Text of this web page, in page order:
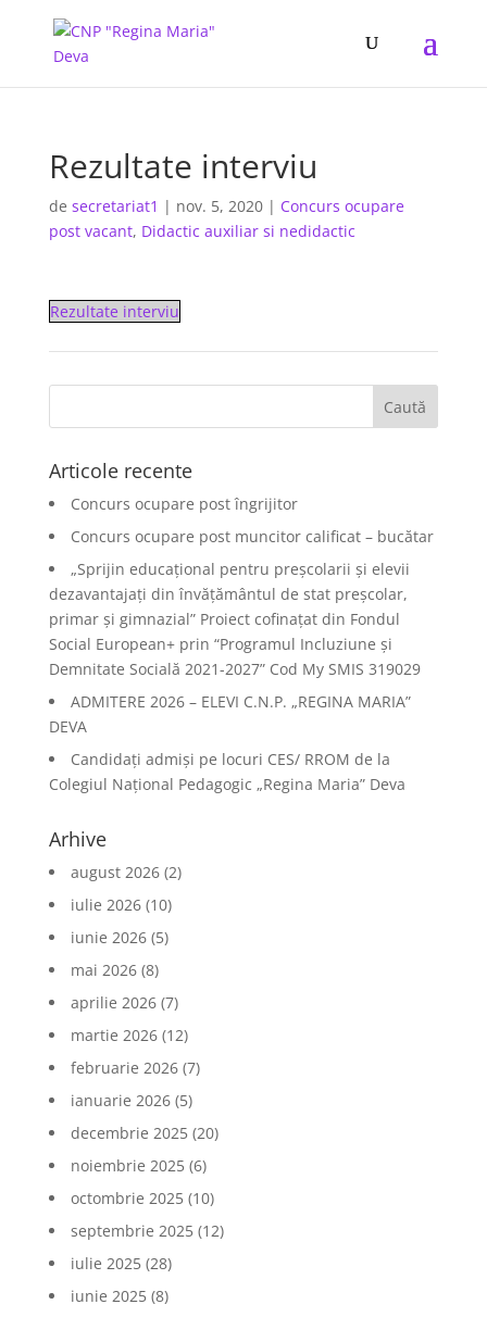
Rezultate interviu
de secretariat1 | nov. 5, 2020| Concurs ocupare
post vacant, Didactic auxiliar si nedidactic
Rezultate interviu
Articole recente
Concurs ocupare post îngrijitor
Concurs ocupare post muncitor calificat – bucătar
„Sprijin educațional pentru preșcolarii și elevii
dezavantajați din învățământul de stat preșcolar,
primar și gimnazial” Proiect cofinațat din Fondul
Social European+ prin “Programul Incluziune și
Demnitate Socială 2021-2027” Cod My SMIS 319029
ADMITERE 2026 – ELEVI C.N.P. „REGINA MARIA”
DEVA
Candidați admiși pe locuri CES/ RROM de la
Colegiul Național Pedagogic „Regina Maria” Deva
Arhive
august 2026(2)
iulie 2026(10)
iunie 2026(5)
mai 2026(8)
aprilie 2026(7)
martie 2026(12)
februarie 2026(7)
ianuarie 2026(5)
decembrie 2025(20)
noiembrie 2025(6)
octombrie 2025(10)
septembrie 2025(12)
iulie 2025(28)
iunie 2025(8)